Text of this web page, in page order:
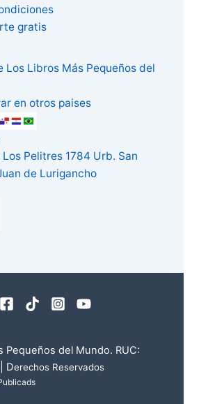
gratis
Los Libros Más Pequeños del
en otros paises
Pelitres 1784 Urb. San
de Lurigancho
Pequeños del Mundo. RUC:
Derechos Reservados